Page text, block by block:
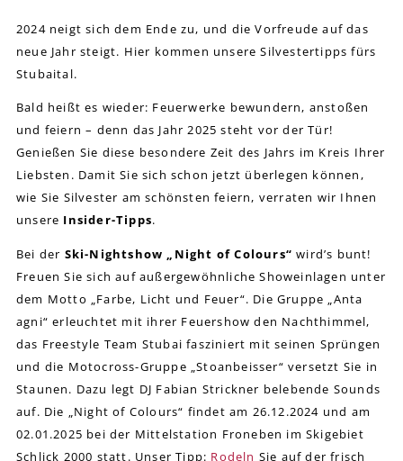
2024 neigt sich dem Ende zu, und die Vorfreude auf das
neue Jahr steigt. Hier kommen unsere Silvestertipps fürs
Stubaital.
Bald heißt es wieder: Feuerwerke bewundern, anstoßen
und feiern – denn das Jahr 2025 steht vor der Tür!
Genießen Sie diese besondere Zeit des Jahrs im Kreis Ihrer
Liebsten. Damit Sie sich schon jetzt überlegen können,
wie Sie Silvester am schönsten feiern, verraten wir Ihnen
unsere Insider-Tipps.
Bei der Ski-Nightshow „Night of Colours“ wird’s bunt!
Freuen Sie sich auf außergewöhnliche Showeinlagen unter
dem Motto „Farbe, Licht und Feuer“. Die Gruppe „Anta
agni“ erleuchtet mit ihrer Feuershow den Nachthimmel,
das Freestyle Team Stubai fasziniert mit seinen Sprüngen
und die Motocross-Gruppe „Stoanbeisser“ versetzt Sie in
Staunen. Dazu legt DJ Fabian Strickner belebende Sounds
auf. Die „Night of Colours“ findet am 26.12.2024 und am
02.01.2025 bei der Mittelstation Froneben im Skigebiet
Schlick 2000 statt. Unser Tipp: Rodeln Sie auf der frisch